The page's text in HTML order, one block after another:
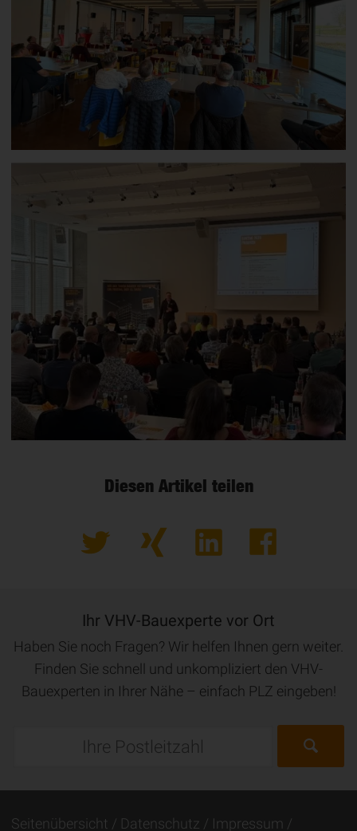
Diesen Artikel teilen
Ihr VHV-Bauexperte vor Ort
Haben Sie noch Fragen? Wir helfen Ihnen gern weiter.
Finden Sie schnell und unkompliziert den VHV-
Bauexperten in Ihrer Nähe – einfach PLZ eingeben!
Seitenübersicht Datenschutz Impressum